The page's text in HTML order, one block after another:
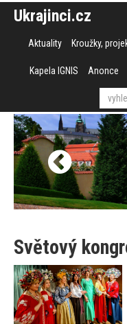
Ukrajinci.cz
Aktuality Kroužky,
Kapela IGNIS Anonce
Světový